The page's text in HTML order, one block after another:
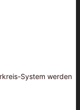
System werden